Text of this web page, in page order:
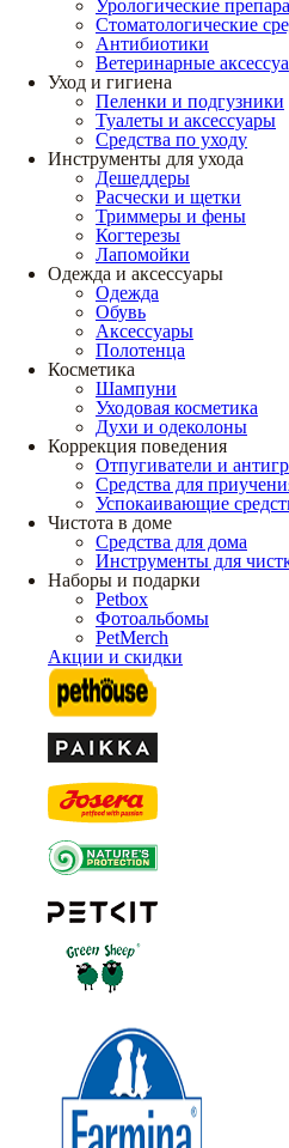
Урологические
Стоматологические
Антибиотики
Ветеринарные
Уход и гигиена
Пеленки и подгузники
Туалеты и аксессуары
Средства по уходу
Инструменты для ухода
Дешеддеры
Расчески и щетки
Триммеры и фены
Когтерезы
Лапомойки
Одежда и аксессуары
Одежда
Обувь
Аксессуары
Полотенца
Косметика
Шампуни
Уходовая косметика
Духи и одеколоны
Коррекция поведения
Отпугиватели и
Средства для
Успокаивающие
Чистота в доме
Средства для дома
Инструменты для
Наборы и подарки
Petbox
Фотоальбомы
PetMerch
Акции и скидки